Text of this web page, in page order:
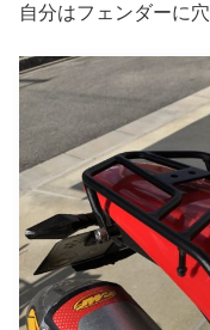
自分はフェンダーに